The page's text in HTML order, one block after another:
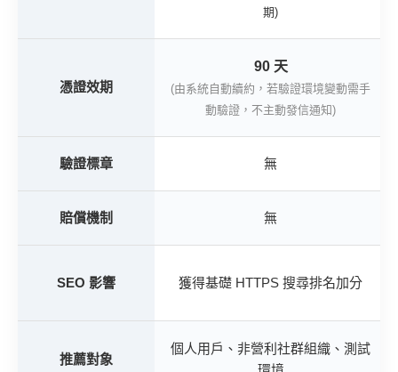
期)
憑證效期
90 天
(由系統自動續約，若驗證環境變動需手
動驗證，不主動發信通知)
驗證標章 無
賠償機制 無
SEO 影響 獲得基礎 HTTPS 搜尋排名加分
推薦對象
個人用戶、非營利社群組織、測試